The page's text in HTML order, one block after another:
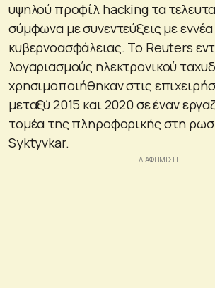
υψηλού προφίλ hacking τα
σύμφωνα με συνεντεύξεις με εννέα
κυβερνοασφάλειας. Το Reuters
λογαριασμούς ηλεκτρονικού
χρησιμοποιήθηκαν στις
μεταξύ 2015 και 2020 σε έναν
τομέα της πληροφορικής στη
Syktyvkar.